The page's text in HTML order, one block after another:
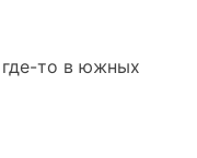
где-то в южных